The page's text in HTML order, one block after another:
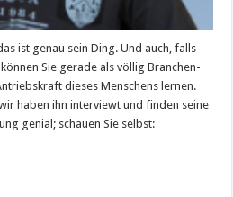
ist genau sein Ding. Und auch, falls
Sie gerade als völlig Branchen-
dieses Menschens lernen.
haben ihn interviewt und finden seine
genial; schauen Sie selbst: